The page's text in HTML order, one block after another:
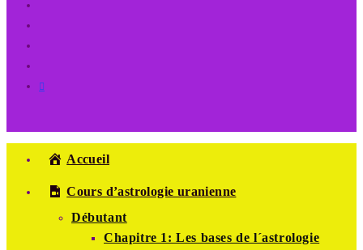
Accueil
Cours d’astrologie uranienne
Débutant
Chapitre 1: Les bases de l´astrologie